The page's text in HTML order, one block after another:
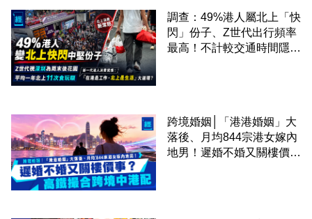
調查：49%港人屬北上「快
閃」份子、Z世代出行頻率
最高！不計較交通時間隱形
跨境婚姻│「港港婚姻」大
落後、月均844宗港女嫁內
地男！遲婚不婚又關樓價